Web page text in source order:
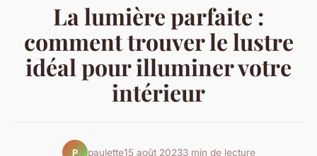
La lumière parfaite :
comment trouver le lustre
idéal pour illuminer votre
intérieur
P paulette15 août 20233 min de lecture